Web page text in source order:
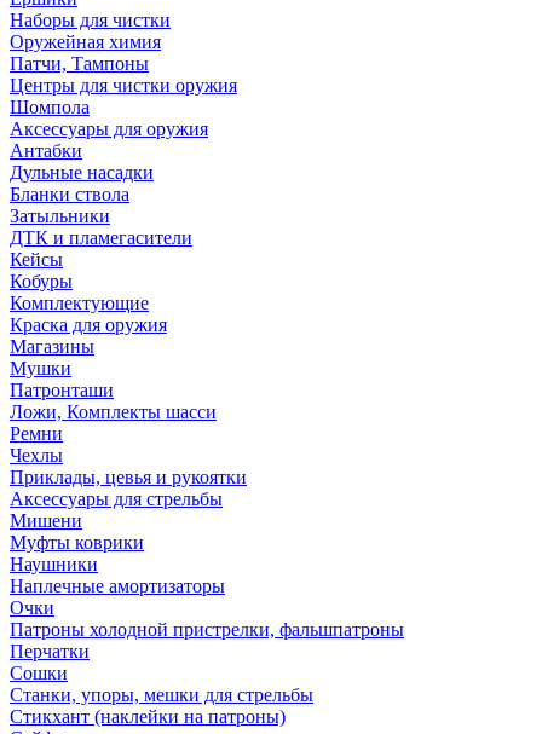
Наборы для чистки
Оружейная химия
Патчи, Тампоны
Центры для чистки оружия
Шомпола
Аксессуары для оружия
Антабки
Дульные насадки
Бланки ствола
Затыльники
ДТК и пламегасители
Кейсы
Кобуры
Комплектующие
Краска для оружия
Магазины
Мушки
Патронташи
Ложи, Комплекты шасси
Ремни
Чехлы
Приклады, цевья и рукоятки
Аксессуары для стрельбы
Мишени
Муфты коврики
Наушники
Наплечные амортизаторы
Очки
Патроны холодной пристрелки, фальшпатроны
Перчатки
Сошки
Станки, упоры, мешки для стрельбы
Стикхант (наклейки на патроны)